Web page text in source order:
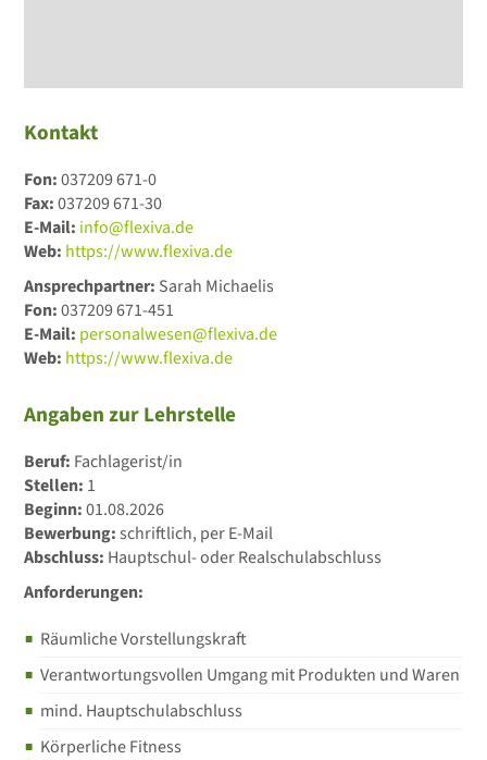
Kontakt
Fon:037209 671-0
Fax:037209 671-30
E-Mail: info@flexiva.de
Web: https://www.flexiva.de
Ansprechpartner: Sarah Michaelis
Fon:037209 671-451
E-Mail: personalwesen@flexiva.de
Web: https://www.flexiva.de
Angaben zur Lehrstelle
Beruf: Fachlagerist/in
Stellen: 1
Beginn:01.08.2026
Bewerbung:schriftlich, per E-Mail
Abschluss: Hauptschul- oder Realschulabschluss
Anforderungen:
Räumliche Vorstellungskraft
Verantwortungsvollen Umgang mit Produkten und Waren
mind. Hauptschulabschluss
Körperliche Fitness